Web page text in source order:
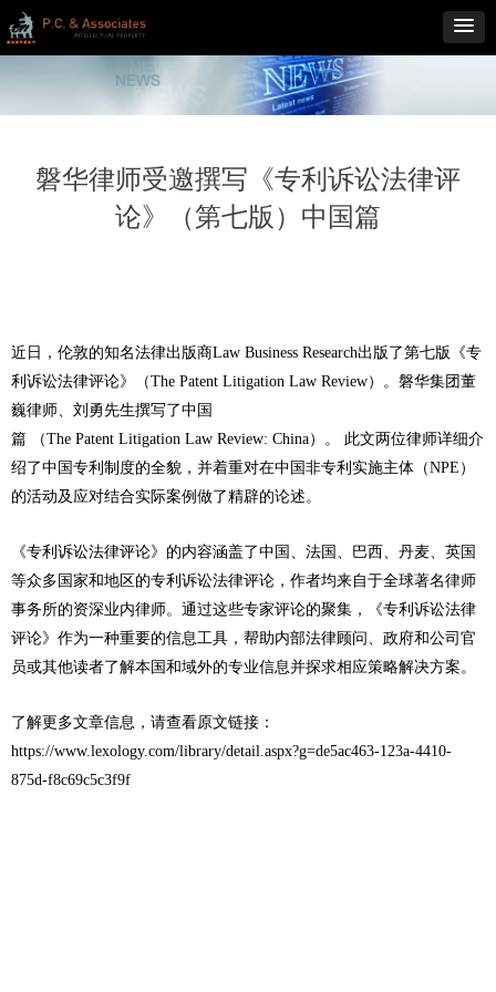
磐华律师受邀撰写《专利诉讼法律评
论》（第七版）中国篇
近日，伦敦的知名法律出版商Law Business Research出版了第七版《专
利诉讼法律评论》（The Patent Litigation Law Review）。磐华集团董
巍律师、刘勇先生撰写了中国
篇 （The Patent Litigation Law Review: China）。 此文两位律师详细介
绍了中国专利制度的全貌，并着重对在中国 非专利实施主体 （NPE）
的活动及应对结合实际案例做了精辟的论述。
《专利诉讼法律评论》的内容涵盖了中国、法国、巴西、丹麦、英国
等众多国家和地区的专利诉讼法律评论，作者均来自于全球著名律师
事务所的资深业内律师。通过这些专家评论的聚集，《专利诉讼法律
评论》作为一种重要的信息工具，帮助内部法律顾问、政府和公司官
员或其他读者了解本国和域外的专业信息并探求相应策略解决方案。
了解更多文章信息，请查看原文链接：
https://www.lexology.com/library/detail.aspx?g=de5ac463-123a-4410-
875d-f8c69c5c3f9f